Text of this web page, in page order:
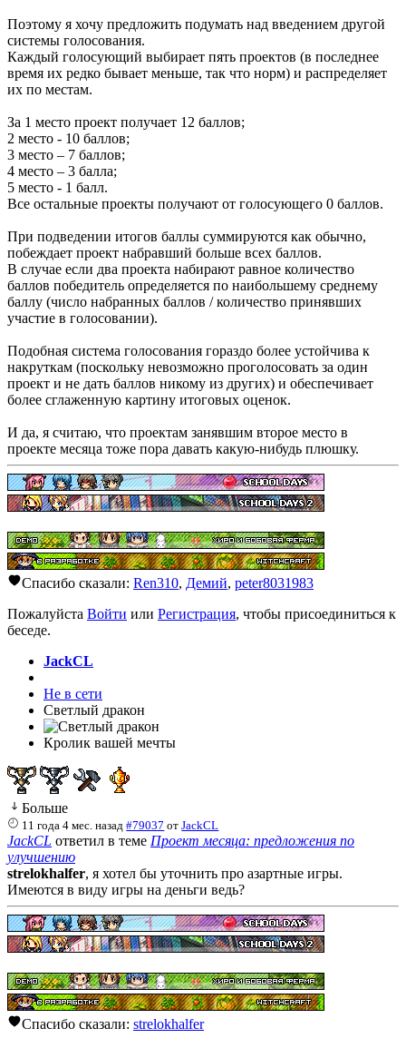
Поэтому я хочу предложить подумать над введением другой
системы голосования.
Каждый голосующий выбирает пять проектов (в последнее
время их редко бывает меньше, так что норм) и распределяет
их по местам.
За 1 место проект получает 12 баллов;
2 место - 10 баллов;
3 место – 7 баллов;
4 место – 3 балла;
5 место - 1 балл.
Все остальные проекты получают от голосующего 0 баллов.
При подведении итогов баллы суммируются как обычно,
побеждает проект набравший больше всех баллов.
В случае если два проекта набирают равное количество
баллов победитель определяется по наибольшему среднему
баллу (число набранных баллов / количество принявших
участие в голосовании).
Подобная система голосования гораздо более устойчива к
накруткам (поскольку невозможно проголосовать за один
проект и не дать баллов никому из других) и обеспечивает
более сглаженную картину итоговых оценок.
И да, я считаю, что проектам занявшим второе место в
проекте месяца тоже пора давать какую-нибудь плюшку.
Спасибо сказали: Ren310, Демий, peter8031983
Пожалуйста Войти или Регистрация, чтобы присоединиться к
беседе.
JackCL
Не в сети
Светлый дракон
Кролик вашей мечты
Больше
11 года 4 мес. назад #79037 отJackCL
JackCL ответил в теме Проект месяца: предложения по
улучшению
strelokhalfer, я хотел бы уточнить про азартные игры.
Имеются в виду игры на деньги ведь?
Спасибо сказали: strelokhalfer